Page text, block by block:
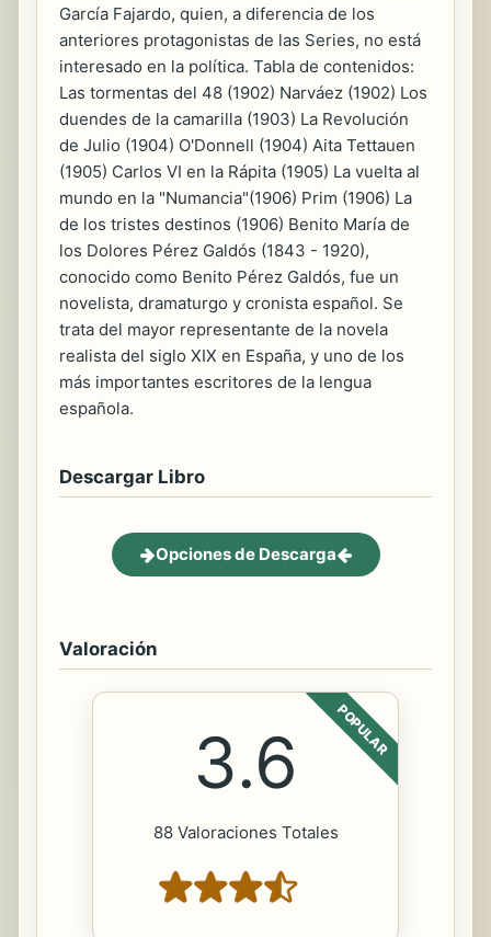
García Fajardo, quien, a diferencia de los
anteriores protagonistas de las Series, no está
interesado en la política. Tabla de contenidos:
Las tormentas del 48 (1902) Narváez (1902) Los
duendes de la camarilla (1903) La Revolución
de Julio (1904) O'Donnell (1904) Aita Tettauen
(1905) Carlos VI en la Rápita (1905) La vuelta al
mundo en la "Numancia"(1906) Prim (1906) La
de los tristes destinos (1906) Benito María de
los Dolores Pérez Galdós (1843 - 1920),
conocido como Benito Pérez Galdós, fue un
novelista, dramaturgo y cronista español. Se
trata del mayor representante de la novela
realista del siglo XIX en España, y uno de los
más importantes escritores de la lengua
española.
Descargar Libro
Opciones de Descarga
Valoración
POPULAR
3.6
88 Valoraciones Totales